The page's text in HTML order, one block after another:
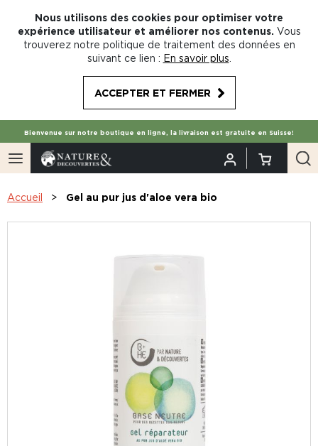
Nous utilisons des cookies pour optimiser votre
expérience utilisateur et améliorer nos contenus. Vous
trouverez notre politique de traitement des données en
suivant ce lien : En savoir plus
ACCEPTER ET FERMER
Bienvenue sur notre boutique en ligne, la livraison est gratuite en Suisse!
Accueil Gel au pur jus d'aloe vera bio